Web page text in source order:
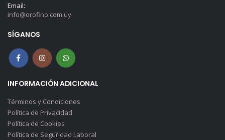
Email:
info@orofino.com.uy
SÍGANOS
INFORMACIÓN ADICIONAL
Términos y Condiciones
Política de Privacidad
Política de Cookies
Política de Seguridad Laboral